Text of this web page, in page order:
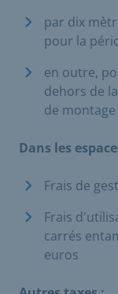
par dix
pour la
en outre,
dehors de
de
Dans les
Frais de
Frais
carrés
euros